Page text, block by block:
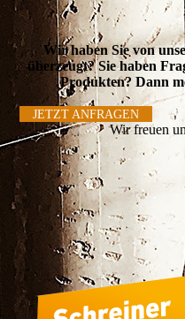
Wir haben Sie von
überzeugt? Sie haben
Produkten? Dann
JETZT ANFRAGEN
Wir freuen